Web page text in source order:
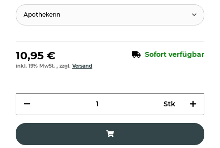
Apothekerin
10,95 € Sofort verfügbar
inkl. 19% MwSt. , zzgl. Versand
Stk